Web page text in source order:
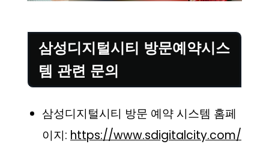
삼성디지털시티 방문예약시스
템 관련 문의
삼성디지털시티 방문 예약 시스템 홈페
이지: https://www.sdigitalcity.com/